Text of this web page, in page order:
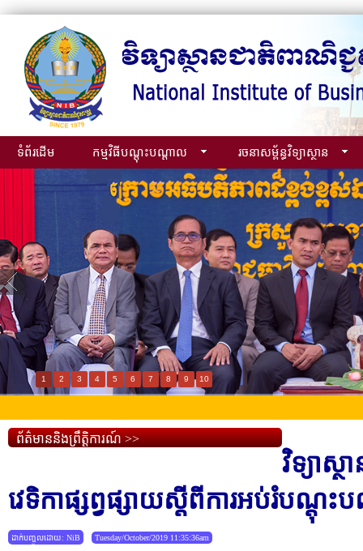
ទំព័រដើម កម្មវិធីបណ្ដុះបណ្ដាល រចនាសម្ព័ន្ធវិទ្យាស្ថាន
1 2 3 4 5 6 7 8 9 10
ព័ត៌មាននិងព្រឹត្តិការណ៍ >>
វិទ្យាស្
វេទិកាផ្សព្វផ្សាយស្តីពីការអប់រំបណ្តុះ
ដាក់បញ្ចូលដោយ: NiB Tuesday/October/2019 11:35:36am